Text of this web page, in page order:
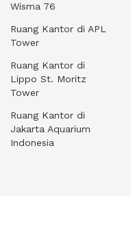
Wisma 76
Ruang Kantor di APL
Tower
Ruang Kantor di
Lippo St. Moritz
Tower
Ruang Kantor di
Jakarta Aquarium
Indonesia